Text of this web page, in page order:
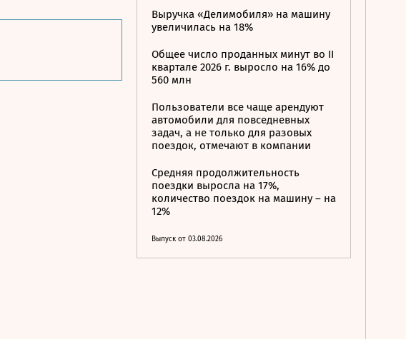
Выручка «Делимобиля» на машину
увеличилась на 18%
Общее число проданных минут во II
квартале 2026 г. выросло на 16% до
560 млн
Пользователи все чаще арендуют
автомобили для повседневных
задач, а не только для разовых
поездок, отмечают в компании
Средняя продолжительность
поездки выросла на 17%,
количество поездок на машину – на
12%
Выпуск от 03.08.2026